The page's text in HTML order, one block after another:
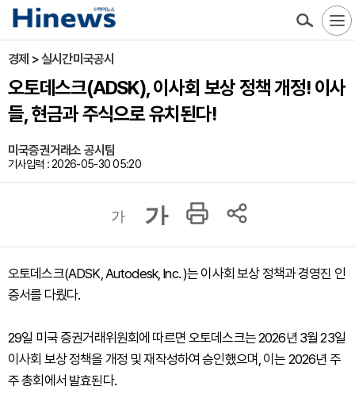
경제 > 실시간미국공시
오토데스크(ADSK), 이사회 보상 정책 개정! 이사
들, 현금과 주식으로 유치된다!
미국증권거래소 공시팀
기사입력 : 2026-05-30 05:20
가 가
오토데스크(ADSK, Autodesk, Inc. )는 이사회 보상 정책과 경영진 인
증서를 다뤘다.
29일 미국 증권거래위원회에 따르면 오토데스크는 2026년 3월 23일
이사회 보상 정책을 개정 및 재작성하여 승인했으며, 이는 2026년 주
주 총회에서 발효된다.